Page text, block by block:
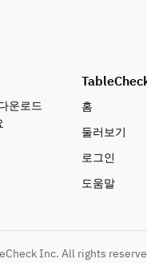
운로드
홈
둘러보기
로그인
도움말
Inc. All rights